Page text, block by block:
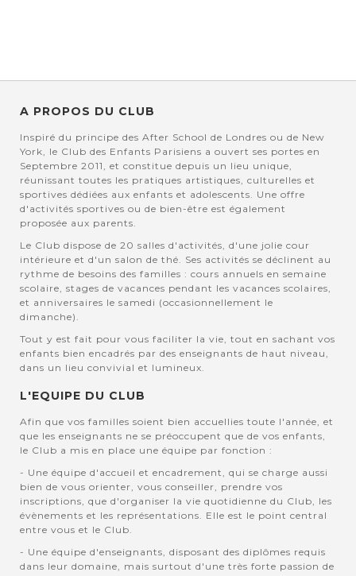
A PROPOS DU CLUB
Inspiré du principe des After School de Londres ou de New
York, le Club des Enfants Parisiens a ouvert ses portes en
Septembre 2011, et constitue depuis un lieu unique,
réunissant toutes les pratiques artistiques, culturelles et
sportives dédiées aux enfants et adolescents. Une offre
d'activités sportives ou de bien-être est également
proposée aux parents.
Le Club dispose de 20 salles d'activités, d'une jolie cour
intérieure et d'un salon de thé. Ses activités se déclinent au
rythme de besoins des familles : cours annuels en semaine
scolaire, stages de vacances pendant les vacances scolaires,
et anniversaires le samedi (occasionnellement le
dimanche).
Tout y est fait pour vous faciliter la vie, tout en sachant vos
enfants bien encadrés par des enseignants de haut niveau,
dans un lieu convivial et lumineux.
L'EQUIPE DU CLUB
Afin que vos familles soient bien accuellies toute l'année, et
que les enseignants ne se préoccupent que de vos enfants,
le Club a mis en place une équipe par fonction :
- Une équipe d'accueil et encadrement, qui se charge aussi
bien de vous orienter, vous conseiller, prendre vos
inscriptions, que d'organiser la vie quotidienne du Club, les
évènements et les représentations. Elle est le point central
entre vous et le Club.
- Une équipe d'enseignants, disposant des diplômes requis
dans leur domaine, mais surtout d'une très forte passion de